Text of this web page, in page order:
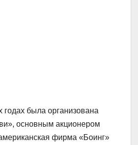
годах была организована
основным акционером
фирма «Боинг»